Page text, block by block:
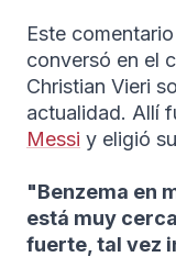
Este
conversó en el
Christian Vieri
actualidad. Allí
Messi y eligió
"Benzema en
está muy
fuerte, tal vez